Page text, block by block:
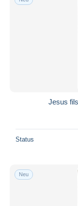
Jesus
Status
Neu